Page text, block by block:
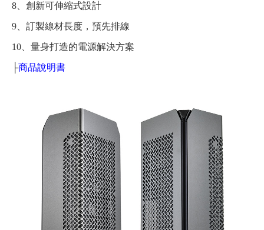
8、創新可伸縮式設計
9、訂製線材長度，預先排線
10、量身打造的電源解決方案
├商品說明書